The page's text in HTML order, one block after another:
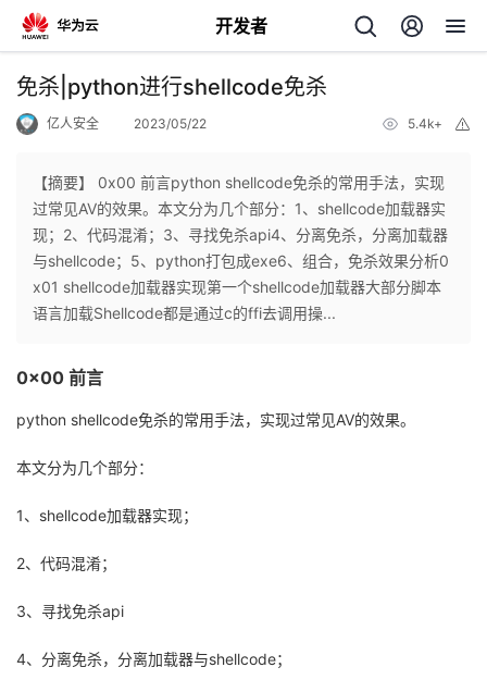
开发者
返
个
人
主
页
我
开
发
者
的
开
发
者
我
的
Programs
我
的
支
免杀|python进行shellcode免杀
亿人安全 2023/05/22 5.4k+
【摘要】 0x00 前言python shellcode免杀的常用手法，实现
过常见AV的效果。本文分为几个部分：1、shellcode加载器实
现；2、代码混淆；3、寻找免杀api4、分离免杀，分离加载器
与shellcode；5、python打包成exe6、组合，免杀效果分析0
x01 shellcode加载器实现第一个shellcode加载器大部分脚本
语言加载Shellcode都是通过c的ffi去调用操...
0x00 前言
python shellcode免杀的常用手法，实现过常见AV的效果。
本文分为几个部分：
1、shellcode加载器实现；
2、代码混淆；
3、寻找免杀api
4、分离免杀，分离加载器与shellcode；